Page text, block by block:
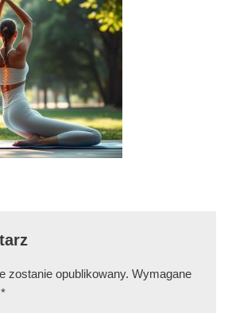
zostanie opublikowany. Wymagane
*